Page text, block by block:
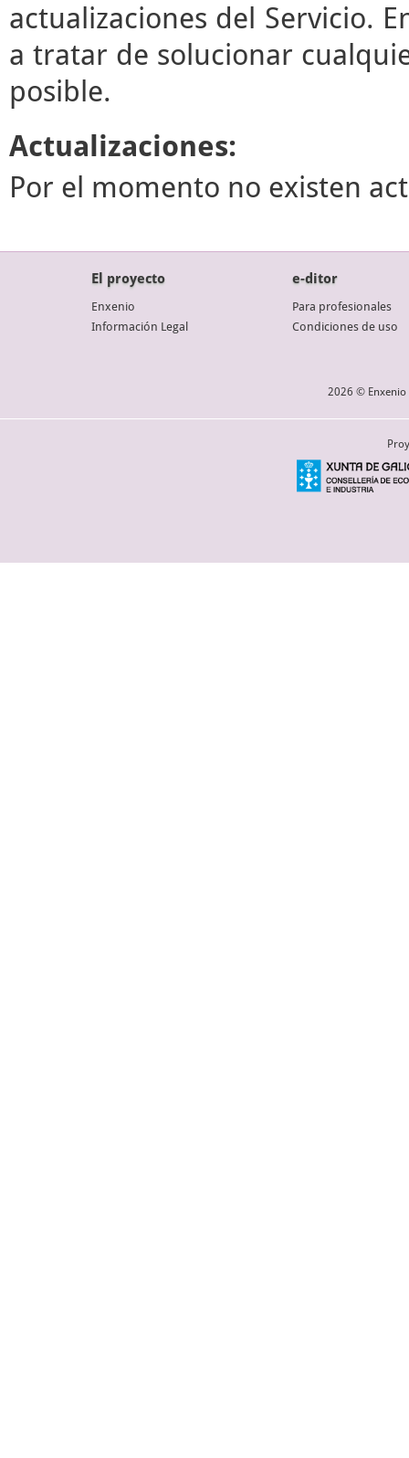
actualizaciones del Servicio.
a tratar de solucionar
posible.
Actualizaciones:
Por el momento no existen
El proyecto
Enxenio
Información Legal
e-ditor
Para profesionales
Condiciones de uso
2026 © Enxenio